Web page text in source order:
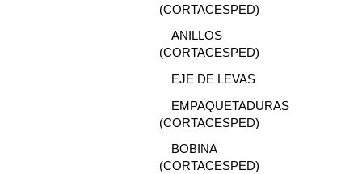
(CORTACESPED)
ANILLOS
(CORTACESPED)
EJE DE LEVAS
EMPAQUETADURAS
(CORTACESPED)
BOBINA
(CORTACESPED)